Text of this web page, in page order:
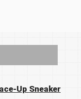
Up Sneaker